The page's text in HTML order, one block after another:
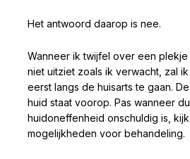
Het antwoord daarop is nee.
Wanneer ik twijfel over een
niet uitziet zoals ik verwacht, zal
eerst langs de huisarts te gaan.
huid staat voorop. Pas wanneer
huidoneffenheid onschuldig is,
mogelijkheden voor behandeling.